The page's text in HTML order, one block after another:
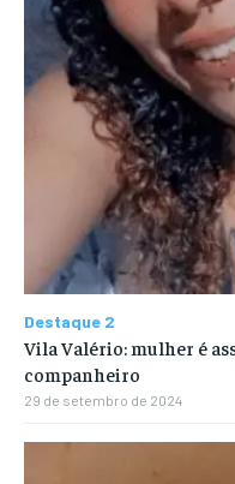
Destaque 2
Vila Valério: mulher é
companheiro
29 de setembro de 2024